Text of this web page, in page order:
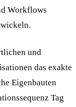
Workflows
und
das exakte
Eigenbauten
Tag